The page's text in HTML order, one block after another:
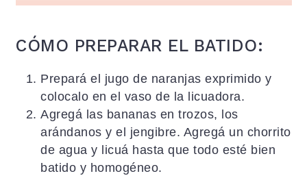
CÓMO PREPARAR EL BATIDO:
Prepará el jugo de naranjas exprimido y
colocalo en el vaso de la licuadora.
Agregá las bananas en trozos, los
arándanos y el jengibre. Agregá un chorrito
de agua y licuá hasta que todo esté bien
batido y homogéneo.